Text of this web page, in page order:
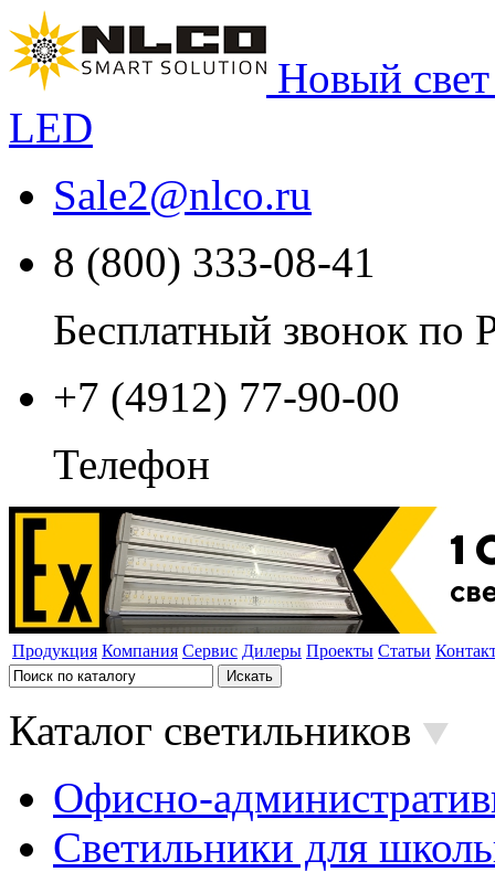
Новый
LED
Sale2@nlco.ru
8 (800) 333-08-41
Бесплатный звонок по
+7 (4912) 77-90-00
Телефон
Продукция Компания Сервис Дилеры Проекты Статьи
Каталог светильников
Офисно-
Светильники для